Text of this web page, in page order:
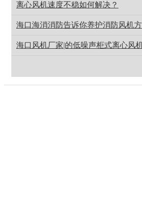
离心风机速度不稳如何解决？
海口海消消防告诉你养护消防风机
海口风机厂家|的低噪声柜式离心风